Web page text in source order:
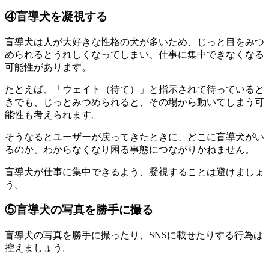
④盲導犬を凝視する
盲導犬は人が大好きな性格の犬が多いため、じっと目をみつ
められるとうれしくなってしまい、 仕事に集中できなくなる
可能性があります。
たとえば、「ウェイト（待て）」と指示されて待っていると
きでも、じっとみつめられると、その場から動いてしまう可
能性も考えられます。
そうなるとユーザーが戻ってきたときに、どこに盲導犬がい
るのか、わからなくなり困る事態につながりかねません。
盲導犬が仕事に集中できるよう、凝視することは避けましょ
う。
⑤盲導犬の写真を勝手に撮る
盲導犬の写真を勝手に撮ったり、SNSに載せたりする行為は
控えましょう。